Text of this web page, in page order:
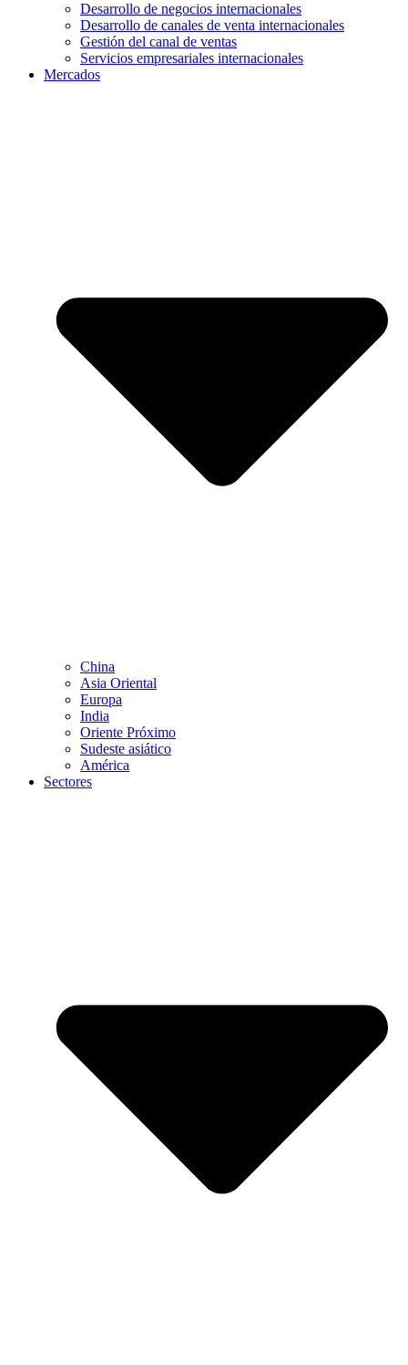
Desarrollo de negocios internacionales
Desarrollo de canales de venta internacionales
Gestión del canal de ventas
Servicios empresariales internacionales
Mercados
China
Asia Oriental
Europa
India
Oriente Próximo
Sudeste asiático
América
Sectores